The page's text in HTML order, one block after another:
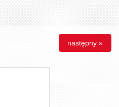
następny »